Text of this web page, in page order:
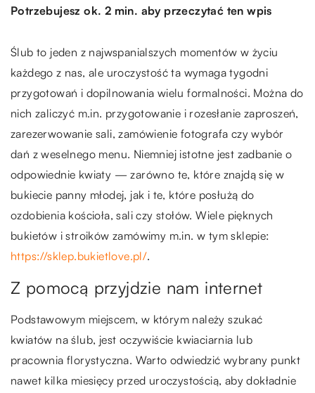
Potrzebujesz ok. 2 min. aby przeczytać ten wpis
Ślub to jeden z najwspanialszych momentów w życiu
każdego z nas, ale uroczystość ta wymaga tygodni
przygotowań i dopilnowania wielu formalności. Można do
nich zaliczyć m.in. przygotowanie i rozesłanie zaproszeń,
zarezerwowanie sali, zamówienie fotografa czy wybór
dań z weselnego menu. Niemniej istotne jest zadbanie o
odpowiednie kwiaty — zarówno te, które znajdą się w
bukiecie panny młodej, jak i te, które posłużą do
ozdobienia kościoła, sali czy stołów. Wiele pięknych
bukietów i stroików zamówimy m.in. w tym sklepie:
https://sklep.bukietlove.pl/.
Z pomocą przyjdzie nam internet
Podstawowym miejscem, w którym należy szukać
kwiatów na ślub, jest oczywiście kwiaciarnia lub
pracownia florystyczna. Warto odwiedzić wybrany punkt
nawet kilka miesięcy przed uroczystością, aby dokładnie